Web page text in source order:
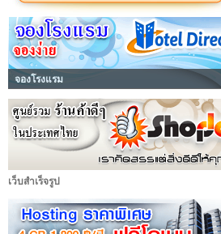
จองโรงแรม
เว็บสำเร็จรูป